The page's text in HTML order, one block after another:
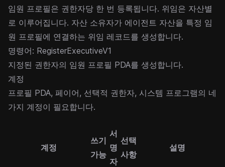
임원 프로필은 권한자당 한 번 등록됩니다. 위임은 자산별
로 이루어집니다. 자산 소유자가 에이전트 자산을 특정 임
원 프로필에 연결하는 위임 레코드를 생성합니다.
명령어: RegisterExecutiveV1
지정된 권한자의 임원 프로필 PDA를 생성합니다.
계정
프로필 PDA, 페이어, 선택적 권한자, 시스템 프로그램의 네
가지 계정이 필요합니다.
계정
쓰기
가능
서
명
자
선택
사항
설명